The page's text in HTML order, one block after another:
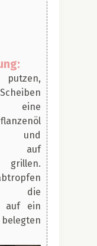
eine
auf
die
auf ein